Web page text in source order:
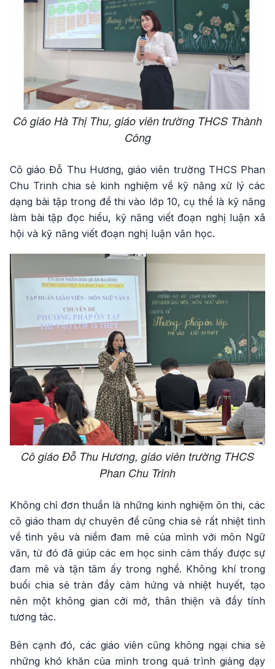
Cô giáo Hà Thị Thu, giáo viên trường THCS Thành
Công
Cô giáo Đỗ Thu Hương, giáo viên trường THCS Phan
Chu Trinh chia sẻ kinh nghiệm về kỹ năng xử lý các
dạng bài tập trong đề thi vào lớp 10, cụ thể là kỹ năng
làm bài tập đọc hiểu, kỹ năng viết đoạn nghị luận xã
hội và kỹ năng viết đoạn nghị luận văn học.
Cô giáo Đỗ Thu Hương, giáo viên trường THCS
Phan Chu Trinh
Không chỉ đơn thuần là những kinh nghiệm ôn thi, các
cô giáo tham dự chuyên đề cũng chia sẻ rất nhiệt tình
về tình yêu và niềm đam mê của mình với môn Ngữ
văn, từ đó đã giúp các em học sinh cảm thấy được sự
đam mê và tận tâm ấy trong nghề. Không khí trong
buổi chia sẻ tràn đầy cảm hứng và nhiệt huyết, tạo
nên một không gian cởi mở, thân thiện và đầy tính
tương tác.
Bên cạnh đó, các giáo viên cũng không ngại chia sẻ
những khó khăn của mình trong quá trình giảng dạy